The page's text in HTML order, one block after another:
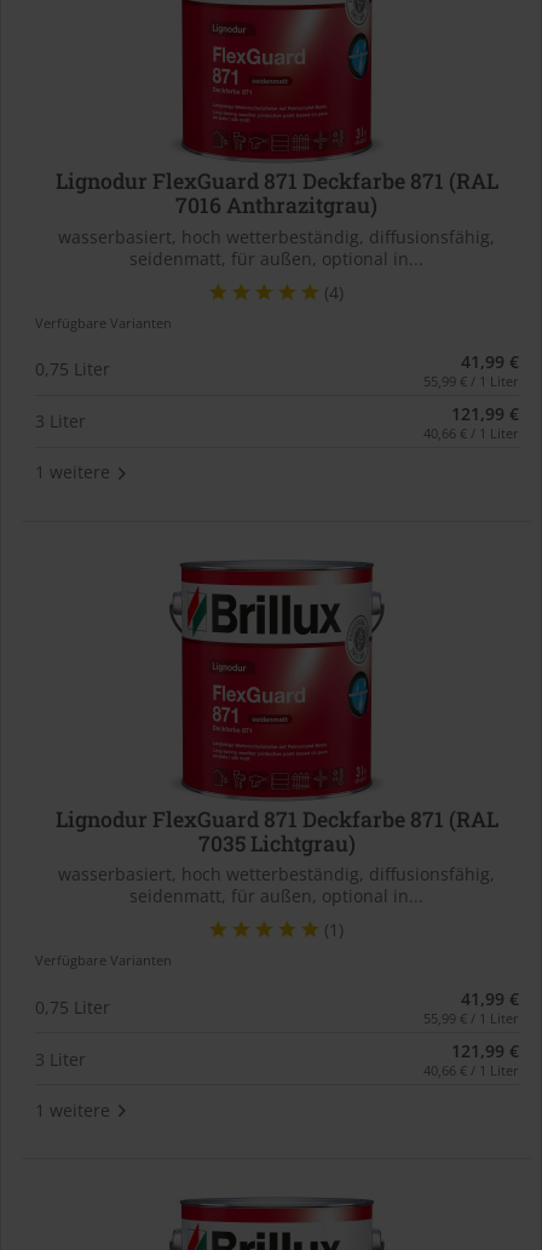
Lignodur FlexGuard 871 Deckfarbe 871 (RAL
7016 Anthrazitgrau)
wasserbasiert, hoch wetterbeständig, diffusionsfähig,
seidenmatt, für außen, optional in...
(4)
Verfügbare Varianten
0,75 Liter 41,99 €
55,99 € / 1 Liter
3 Liter 121,99 €
40,66 € / 1 Liter
1 weitere
Lignodur FlexGuard 871 Deckfarbe 871 (RAL
7035 Lichtgrau)
wasserbasiert, hoch wetterbeständig, diffusionsfähig,
seidenmatt, für außen, optional in...
(1)
Verfügbare Varianten
0,75 Liter 41,99 €
55,99 € / 1 Liter
3 Liter 121,99 €
40,66 € / 1 Liter
1 weitere